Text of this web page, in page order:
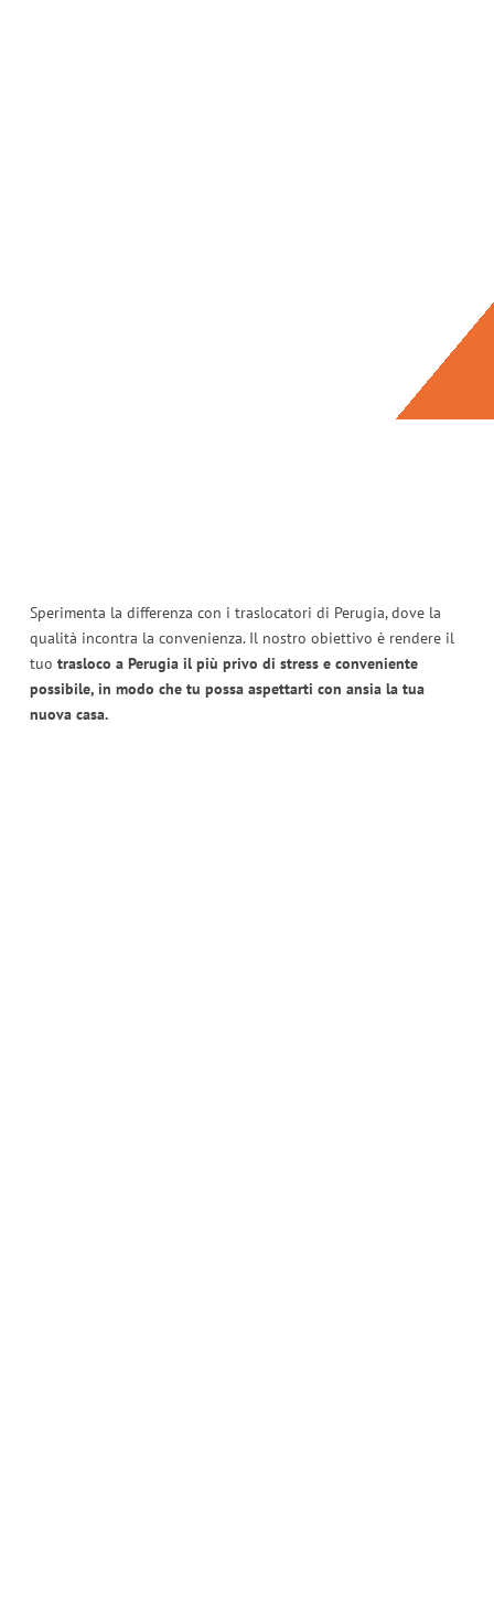
Sperimenta la differenza con i traslocatori di Perugia, dove la
qualità incontra la convenienza. Il nostro obiettivo è rendere il
tuo trasloco a Perugia il più privo di stress e conveniente
possibile, in modo che tu possa aspettarti con ansia la tua
nuova casa.